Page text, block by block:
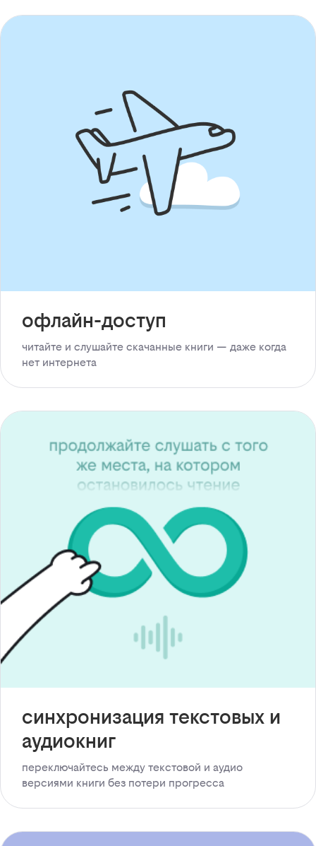
офлайн-доступ
читайте и слушайте скачанные книги — даже когда
нет интернета
синхронизация текстовых и
аудиокниг
переключайтесь между текстовой и аудио
версиями книги без потери прогресса